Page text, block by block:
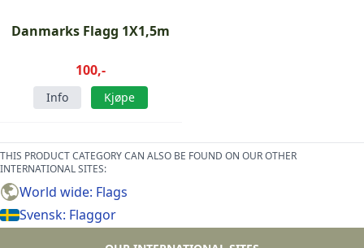
Danmarks Flagg 1X1,5m
100,-
Info Kjøpe
THIS PRODUCT CATEGORY CAN ALSO BE FOUND ON OUR OTHER
INTERNATIONAL SITES:
World wide: Flags
Svensk: Flaggor